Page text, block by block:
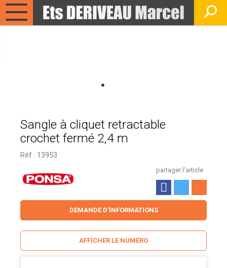
Sangle à cliquet retractable
crochet fermé 2,4 m
Réf : 13953
partager l'article
DEMANDE D'INFORMATIONS
AFFICHER LE NUMÉRO